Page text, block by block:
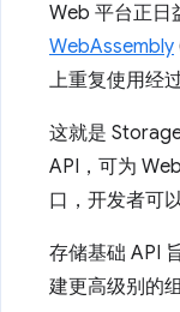
Web 平台正日
WebAssembly
上重复使用经
这就是
API，可为
口，开发者可
存储基础 API
建更高级别的